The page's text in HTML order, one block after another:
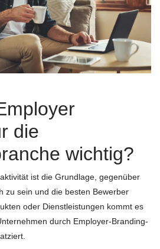
die
wichtig?
ist die Grundlage, gegenüber
zu sein und die besten Bewerber
oder Dienstleistungen kommt es
durch Employer-Branding-